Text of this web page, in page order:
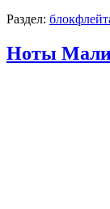
Раздел:
Ноты